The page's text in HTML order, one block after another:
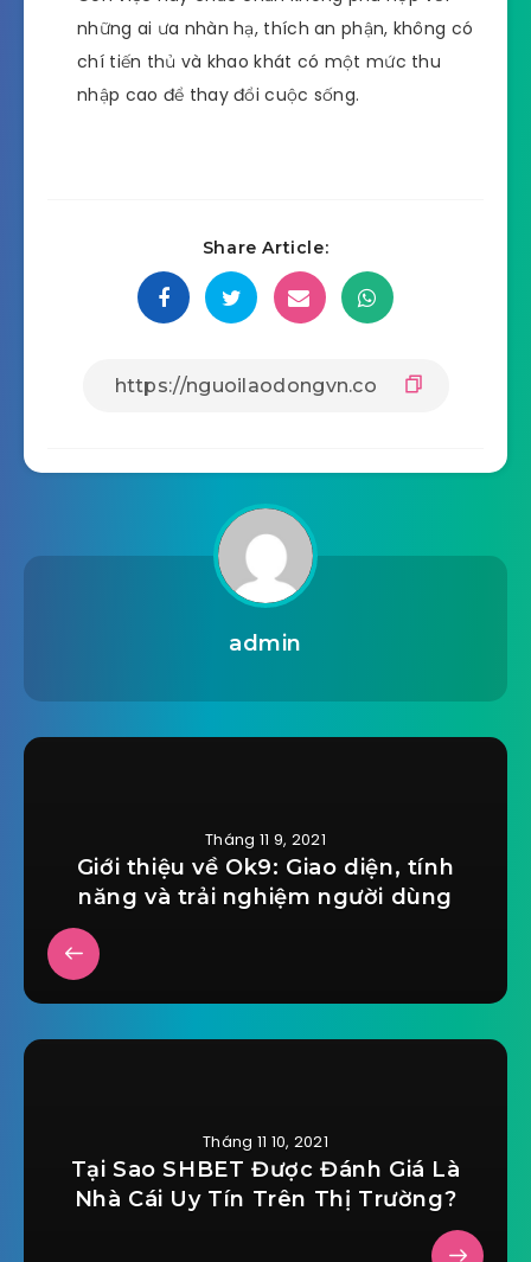
những ai ưa nhàn hạ, thích an phận, không có
chí tiến thủ và khao khát có một mức thu
nhập cao để thay đổi cuộc sống.
Share Article:
admin
Tháng 11 9, 2021
Giới thiệu về Ok9: Giao diện, tính
năng và trải nghiệm người dùng
Tháng 11 10, 2021
Tại Sao SHBET Được Đánh Giá Là
Nhà Cái Uy Tín Trên Thị Trường?